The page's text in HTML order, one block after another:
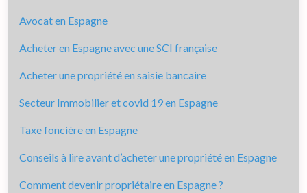
Avocat en Espagne
Acheter en Espagne avec une SCI française
Acheter une propriété en saisie bancaire
Secteur Immobilier et covid 19 en Espagne
Taxe foncière en Espagne
Conseils à lire avant d’acheter une propriété en Espagne
Comment devenir propriétaire en Espagne ?